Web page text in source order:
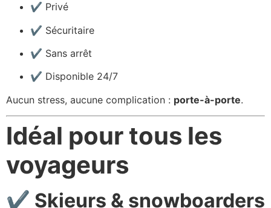
✔ Privé
✔ Sécuritaire
✔ Sans arrêt
✔ Disponible 24/7
Aucun stress, aucune complication : porte-à-porte.
Idéal pour tous les
voyageurs
✔ Skieurs & snowboarders